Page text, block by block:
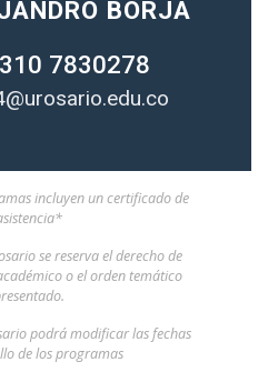
BORJA
7830278
incluyen un certificado de
se reserva el derecho de
o el orden temático
podrá modificar las fechas
de los programas